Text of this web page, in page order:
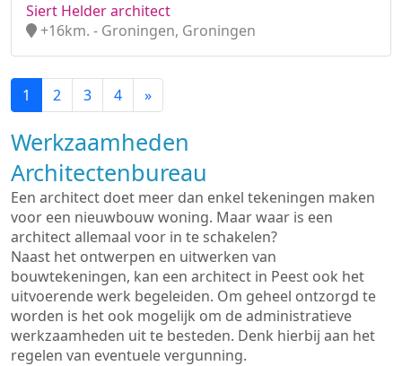
Siert Helder architect
+16km. - Groningen, Groningen
1 2 3 4 »
Werkzaamheden
Architectenbureau
Een architect doet meer dan enkel tekeningen maken
voor een nieuwbouw woning. Maar waar is een
architect allemaal voor in te schakelen?
Naast het ontwerpen en uitwerken van
bouwtekeningen, kan een architect in Peest ook het
uitvoerende werk begeleiden. Om geheel ontzorgd te
worden is het ook mogelijk om de administratieve
werkzaamheden uit te besteden. Denk hierbij aan het
regelen van eventuele vergunning.